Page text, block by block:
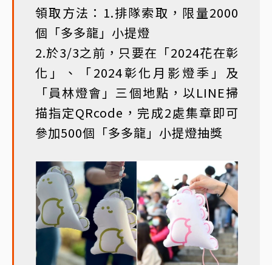
領取方法：1.排隊索取，限量2000
個「多多龍」小提燈
2.於3/3之前，只要在「2024花在彰
化」、「2024彰化月影燈季」及
「員林燈會」三個地點，以LINE掃
描指定QRcode，完成2處集章即可
參加500個「多多龍」小提燈抽獎